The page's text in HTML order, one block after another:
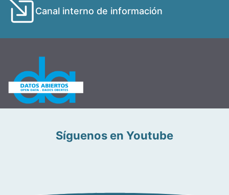
Canal interno de información
Síguenos en Youtube